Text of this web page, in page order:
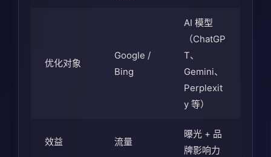
优化对象
Google /
Bing
AI 模型
（ChatGP
T、
Gemini、
Perplexit
y 等）
效益 流量
曝光 + 品
牌影响力